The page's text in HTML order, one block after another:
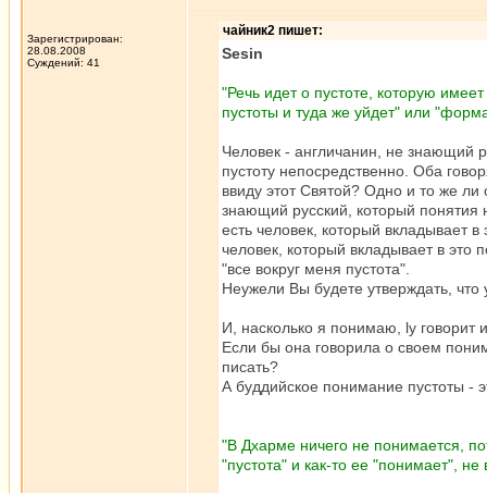
Зарегистрирован:
28.08.2008
Суждений: 41
чайник2 пишет:
Sesin
"Речь идет о пустоте, которую
пустоты и туда же уйдет" или
Человек - англичанин, не знающий
пустоту непосредственно. Оба
ввиду этот Святой? Одно и то же ли
знающий русский, который понятия
есть человек, который вкладывает
человек, который вкладывает в это
"все вокруг меня пустота".
Неужели Вы будете утверждать,
И, насколько я понимаю, ly
Если бы она говорила о своем
писать?
А буддийское понимание пустоты -
"В Дхарме ничего не понимается,
"пустота" и как-то ее "понимает",